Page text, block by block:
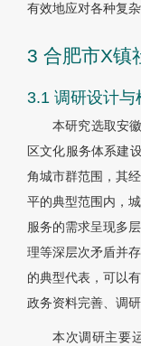
有效地应对各种复杂
3 合肥市X镇
3.1 调研设计与
本研究选取安
区文化服务体系建
角城市群范围，其
平的典型范围内，
服务的需求呈现多
理等深层次矛盾并
的典型代表，可以
政务资料完善、调
本次调研主要